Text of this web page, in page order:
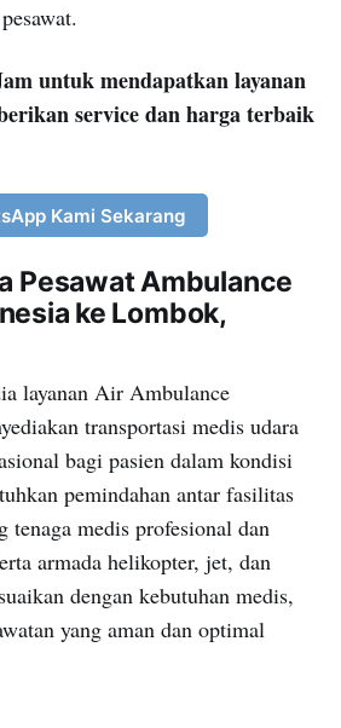
untuk mendapatkan layanan
service dan harga terbaik
Kami Sekarang
Pesawat Ambulance
ke Lombok,
layanan Air Ambulance
transportasi medis udara
bagi pasien dalam kondisi
pemindahan antar fasilitas
tenaga medis profesional dan
armada helikopter, jet, dan
dengan kebutuhan medis,
yang aman dan optimal